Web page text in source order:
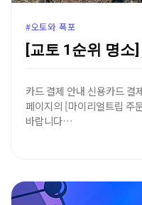
#오토와 폭포
카드 결제 안내 신용카드 결
페이지의 [마이리얼트립 주
바랍니다…